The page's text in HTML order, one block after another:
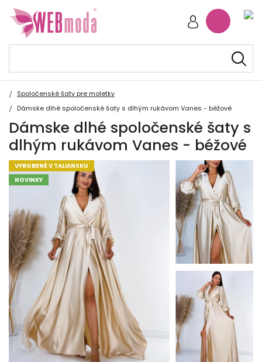
Spoločenské šaty pre moletky
Dámske dlhé spoločenské šaty s dlhým rukávom Vanes - béžové
Dámske dlhé spoločenské šaty s
dlhým rukávom Vanes - béžové
VYROBENÉ V TALIANSKU
NOVINKY